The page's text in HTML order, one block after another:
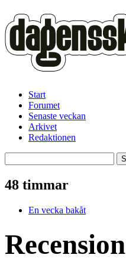
Start
Forumet
Senaste veckan
Arkivet
Redaktionen
48 timmar
En vecka bakåt
Recension